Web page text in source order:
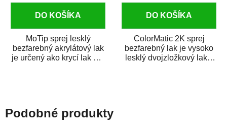
DO KOŠÍKA
MoTip sprej lesklý
bezfarebný akrylátový lak
je určený ako krycí lak pre
DO KOŠÍKA
ColorMatic 2K sprej
bezfarebný lak je vysoko
lesklý dvojzložkový lak s
Podobné produkty